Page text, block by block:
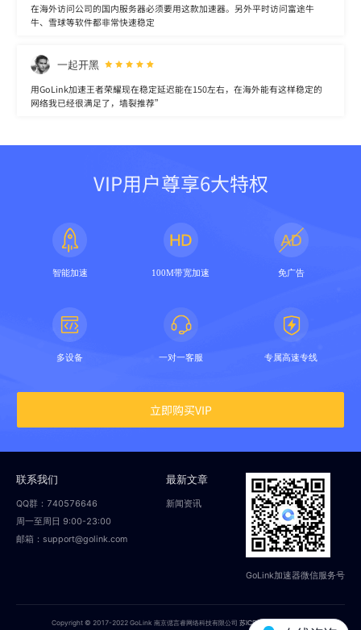
在海外访问公司的国内服务器必须要用这款加速器。另外平时访问富途牛
牛、雪球等软件都非常快速稳定
一起开黑
用GoLink加速王者荣耀现在稳定延迟能在150左右，在海外能有这样稳定的
网络我已经很满足了，墙裂推荐”
VIP用户尊享6大特权
智能加速 100M带宽加速 免广告
多设备 一对一客服 专属高速专线
立即购买VIP
联系我们
QQ群：740576646
周一至周日 9:00-23:00
邮箱：support@golink.com
最新文章
新闻资讯
GoLink加速器微信服务号
Copyright © 2017-2022 GoLink 南京偲言睿网络科技有限公司苏ICP备18014251号-2